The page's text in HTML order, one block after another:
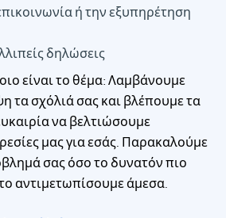
ή την εξυπηρέτηση
δηλώσεις
είναι το θέμα: Λαμβάνουμε
τα σχόλιά σας και βλέπουμε τα
να βελτιώσουμε
μας για εσάς. Παρακαλούμε
σας όσο το δυνατόν πιο
αντιμετωπίσουμε άμεσα.